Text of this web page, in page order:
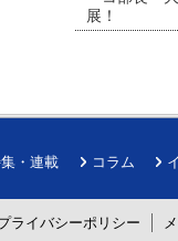
展！
・連載 コラム
ライバシーポリシー